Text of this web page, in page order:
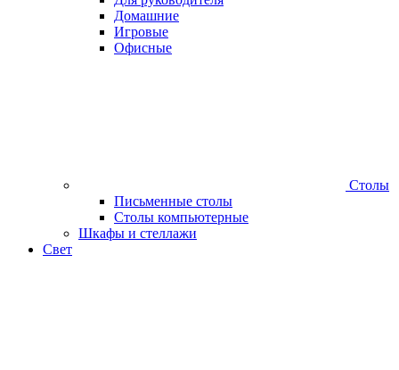
Домашние
Игровые
Офисные
Столы
Письменные столы
Столы компьютерные
Шкафы и стеллажи
Свет